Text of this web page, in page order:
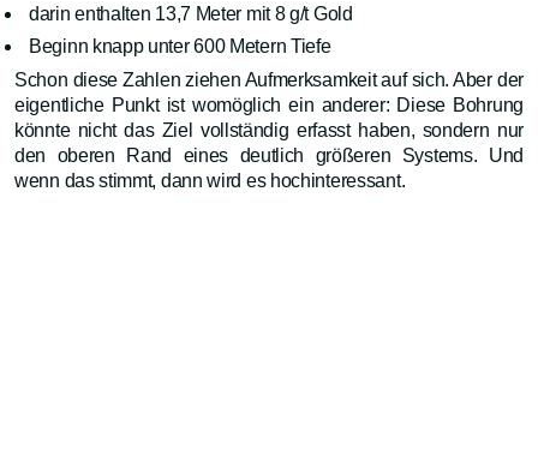
darin enthalten 13,7 Meter mit 8 g/t Gold
Beginn knapp unter 600 Metern Tiefe
Schon diese Zahlen ziehen Aufmerksamkeit auf sich. Aber der
eigentliche Punkt ist womöglich ein anderer: Diese Bohrung
könnte nicht das Ziel vollständig erfasst haben, sondern nur
den oberen Rand eines deutlich größeren Systems. Und
wenn das stimmt, dann wird es hochinteressant.